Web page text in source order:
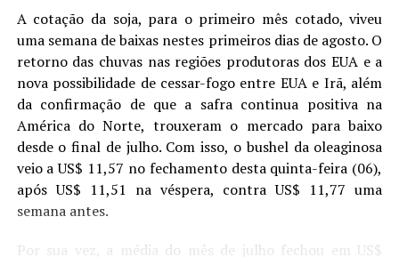
indústria supera a do farelo pela 1ª vez – MAIS SOJA
Figura 1. Análise de árvore de regressão mostrando os
produtividade da soja. Cada nó terminal exibe a produtividade
A cotação da soja, para o primeiro mês cotado, viveu
uma semana de baixas nestes primeiros dias de agosto. O
retorno das chuvas nas regiões produtoras dos EUA e a
nova possibilidade de cessar-fogo entre EUA e Irã, além
da confirmação de que a safra continua positiva na
América do Norte, trouxeram o mercado para baixo
desde o final de julho. Com isso, o bushel da oleaginosa
veio a US$ 11,57 no fechamento desta quinta-feira (06),
após US$ 11,51 na véspera, contra US$ 11,77 uma
semana antes.
Por sua vez, a média do mês de julho fechou em US$